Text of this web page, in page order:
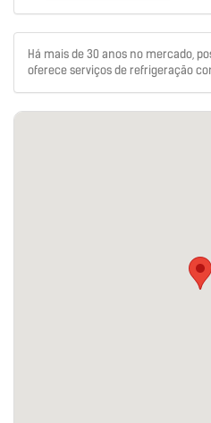
Há mais de 30 anos no mercado,
oferece serviços de refrigeração